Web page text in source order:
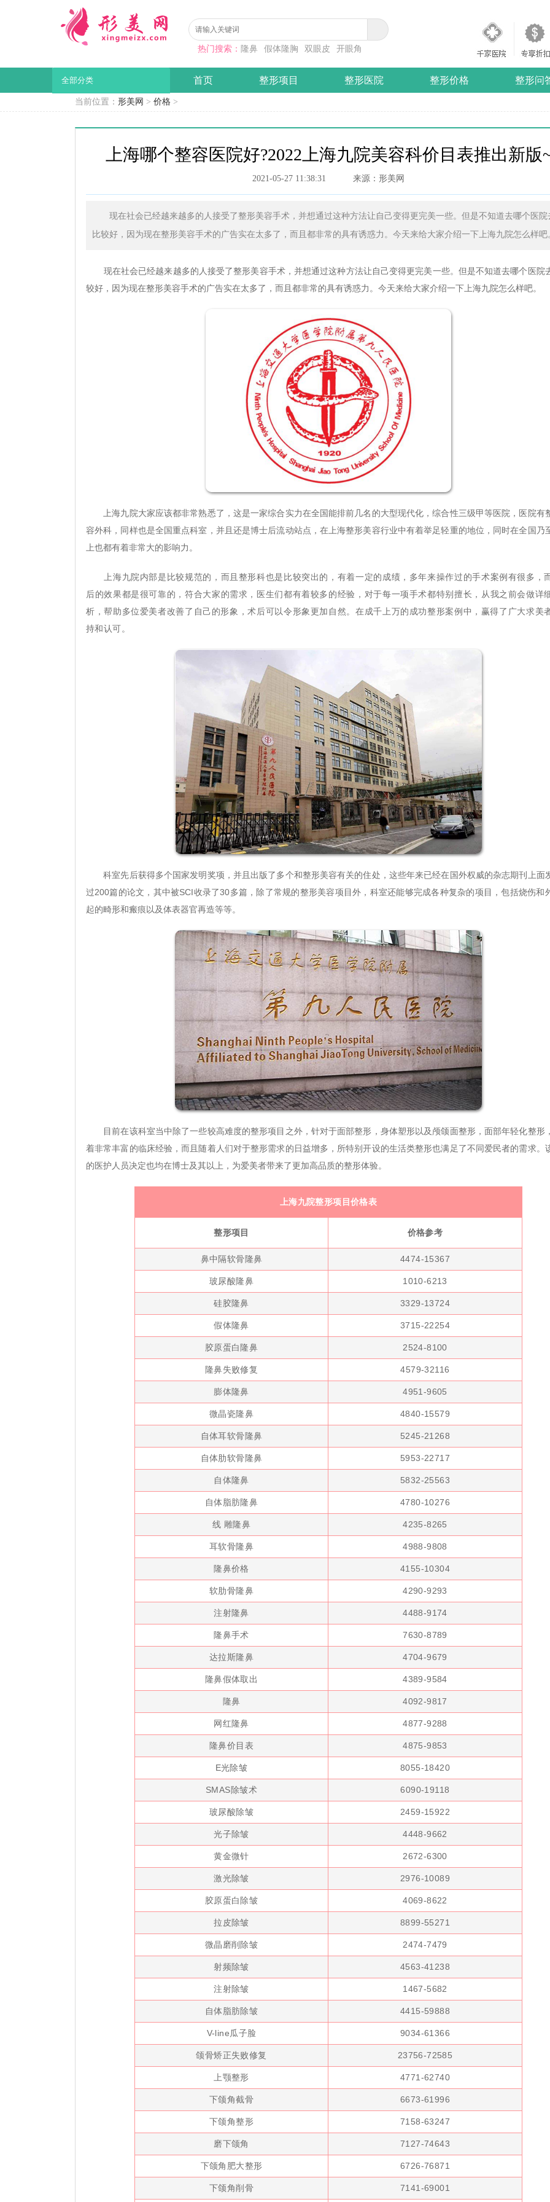
热门搜索： 隆鼻 假体隆胸 双眼皮 开眼角
首页 整形项目 整形医院 整形价格 整形问
全部分类
当前位置： 形美网 > 价格 >
上海哪个整容医院好?2022上海九院美容科价目表推出新版
2021-05-27 11:38:31 来源：形美网
现在社会已经越来越多的人接受了整形美容手术，并想通过这种方法让自己变得更完美一些。但是不知道去哪个医院
比较好，因为现在整形美容手术的广告实在太多了，而且都非常的具有诱惑力。今天来给大家介绍一下上海九院怎么样吧
现在社会已经越来越多的人接受了整形美容手术，并想通过这种方法让自己变得更完美一些。但是不知道去哪个医院
较好，因为现在整形美容手术的广告实在太多了，而且都非常的具有诱惑力。今天来给大家介绍一下上海九院怎么样吧。
上海九院大家应该都非常熟悉了，这是一家综合实力在全国能排前几名的大型现代化，综合性三级甲等医院，医院有
容外科，同样也是全国重点科室，并且还是博士后流动站点，在上海整形美容行业中有着举足轻重的地位，同时在全国乃
上也都有着非常大的影响力。
上海九院内部是比较规范的，而且整形科也是比较突出的，有着一定的成绩，多年来操作过的手术案例有很多，
后的效果都是很可靠的，符合大家的需求，医生们都有着较多的经验，对于每一项手术都特别擅长，从我之前会做详
析，帮助多位爱美者改善了自己的形象，术后可以令形象更加自然。 在成千上万的成功整形案例中，赢得了广大求美
持和认可。
科室先后获得多个国家发明奖项，并且出版了多个和整形美容有关的住处，这些年来已经在国外权威的杂志期刊上面
过200篇的论文，其中被SCI收录了30多篇，除了常规的整形美容项目外，科室还能够完成各种复杂的项目，包括烧伤和
起的畸形和瘢痕以及体表器官再造等等。
目前在该科室当中除了一些较高难度的整形项目之外，针对于面部整形，身体塑形以及颅颌面整形，面部年轻化整形
着非常丰富的临床经验，而且随着人们对于整形需求的日益增多，所特别开设的生活类整形也满足了不同爱民者的需求。
的医护人员决定也均在博士及其以上，为爱美者带来了更加高品质的整形体验。
上海九院整形项目价格表
整形项目 价格参考
鼻中隔软骨隆鼻 4474-15367
玻尿酸隆鼻 1010-6213
硅胶隆鼻 3329-13724
假体隆鼻 3715-22254
胶原蛋白隆鼻 2524-8100
隆鼻失败修复 4579-32116
膨体隆鼻 4951-9605
微晶瓷隆鼻 4840-15579
自体耳软骨隆鼻 5245-21268
自体肋软骨隆鼻 5953-22717
自体隆鼻 5832-25563
自体脂肪隆鼻 4780-10276
线 雕隆鼻 4235-8265
耳软骨隆鼻 4988-9808
隆鼻价格 4155-10304
软肋骨隆鼻 4290-9293
注射隆鼻 4488-9174
隆鼻手术 7630-8789
达拉斯隆鼻 4704-9679
隆鼻假体取出 4389-9584
隆鼻 4092-9817
网红隆鼻 4877-9288
隆鼻价目表 4875-9853
E光除皱 8055-18420
SMAS除皱术 6090-19118
玻尿酸除皱 2459-15922
光子除皱 4448-9662
黄金微针 2672-6300
激光除皱 2976-10089
胶原蛋白除皱 4069-8622
拉皮除皱 8899-55271
微晶磨削除皱 2474-7479
射频除皱 4563-41238
注射除皱 1467-5682
自体脂肪除皱 4415-59888
V-line瓜子脸 9034-61366
颌骨矫正失败修复 23756-72585
上颚整形 4771-62740
下颌角截骨 6673-61996
下颌角整形 7158-63247
磨下颌角 7127-74643
下颌角肥大整形 6726-76871
下颌角削骨 7141-69001